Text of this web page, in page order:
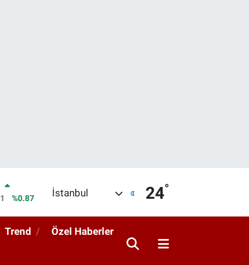
%0.87
İstanbul 24°
Trend Özel Haberler